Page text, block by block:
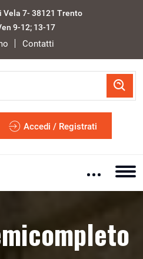
Vela 7- 38121 Trento
9-12; 13-17
Contatti
Accedi / Registrati